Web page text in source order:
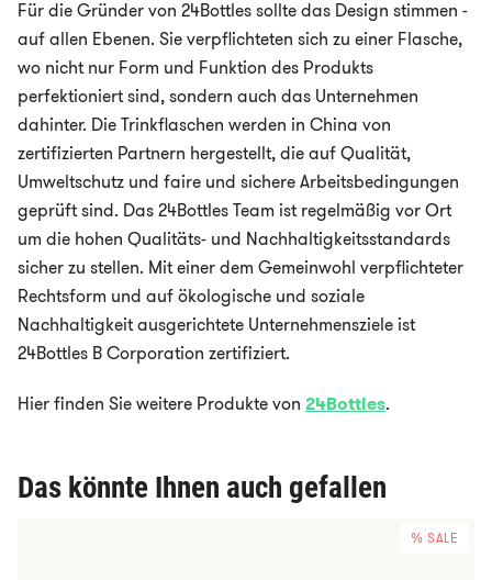
Für die Gründer von 24Bottles sollte das Design stimmen -
auf allen Ebenen. Sie verpflichteten sich zu einer Flasche,
wo nicht nur Form und Funktion des Produkts
perfektioniert sind, sondern auch das Unternehmen
dahinter. Die Trinkflaschen werden in China von
zertifizierten Partnern hergestellt, die auf Qualität,
Umweltschutz und faire und sichere Arbeitsbedingungen
geprüft sind. Das 24Bottles Team ist regelmäßig vor Ort
um die hohen Qualitäts- und Nachhaltigkeitsstandards
sicher zu stellen. Mit einer dem Gemeinwohl verpflichteter
Rechtsform und auf ökologische und soziale
Nachhaltigkeit ausgerichtete Unternehmensziele ist
24Bottles B Corporation zertifiziert.
Hier finden Sie weitere Produkte von 24Bottles.
Das könnte Ihnen auch gefallen
% SALE